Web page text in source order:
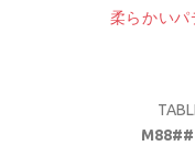
柔らかい